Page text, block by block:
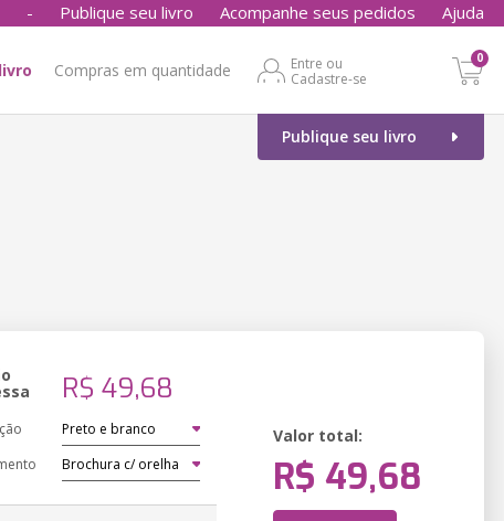
- Publique seu livro Acompanhe seus pedidos Ajuda
Compras em quantidade
Entre ou
Cadastre-se
0
Publique seu livro
R$ 49,68
Valor total:
R$ 49,68